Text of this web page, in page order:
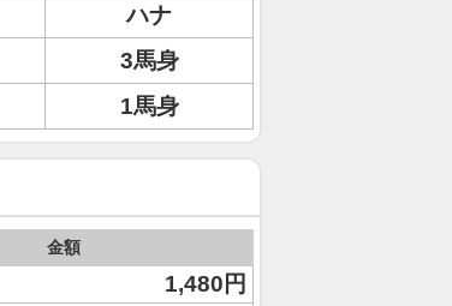
ハナ
3馬身
1馬身
金額
1,480円